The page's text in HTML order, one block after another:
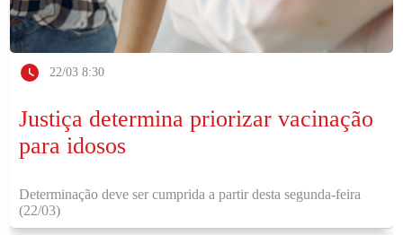
22/03 8:30
Justiça determina priorizar vacinação
para idosos
Determinação deve ser cumprida a partir desta segunda-feira
(22/03)